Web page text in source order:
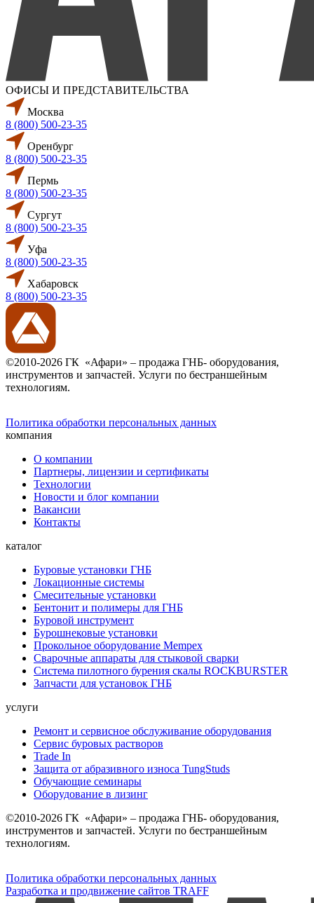
ОФИСЫ И ПРЕДСТАВИТЕЛЬСТВА
Москва
8 (800) 500-23-35
Оренбург
8 (800) 500-23-35
Пермь
8 (800) 500-23-35
Сургут
8 (800) 500-23-35
Уфа
8 (800) 500-23-35
Хабаровск
8 (800) 500-23-35
©2010-2026 ГК «Афари» – продажа ГНБ- оборудования,
инструментов и запчастей. Услуги по бестраншейным
технологиям.
Политика обработки персональных данных
компания
О компании
Партнеры, лицензии и сертификаты
Технологии
Новости и блог компании
Вакансии
Контакты
каталог
Буровые установки ГНБ
Локационные системы
Смесительные установки
Бентонит и полимеры для ГНБ
Буровой инструмент
Бурошнековые установки
Прокольное оборудование Mempex
Сварочные аппараты для стыковой сварки
Система пилотного бурения скалы ROCKBURSTER
Запчасти для установок ГНБ
услуги
Ремонт и сервисное обслуживание оборудования
Сервис буровых растворов
Trade In
Защита от абразивного износа TungStuds
Обучающие семинары
Оборудование в лизинг
©2010-2026 ГК «Афари» – продажа ГНБ- оборудования,
инструментов и запчастей. Услуги по бестраншейным
технологиям.
Политика обработки персональных данных
Разработка и продвижение сайтов TRAFF